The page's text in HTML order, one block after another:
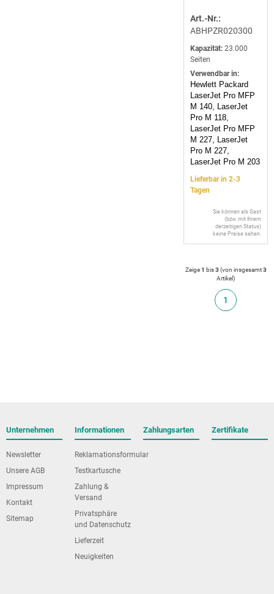
Art.-Nr.:
ABHPZR020300
Kapazität: 23.000
Seiten
Verwendbar in:
Hewlett Packard
LaserJet Pro MFP
M 140, LaserJet
Pro M 118,
LaserJet Pro MFP
M 227, LaserJet
Pro M 227,
LaserJet Pro M 203
Lieferbar in 2-3
Tagen
Sie können als Gast
(bzw. mit Ihrem
derzeitigen Status)
keine Preise sehen.
Zeige1 bis3(von insgesamt3
Artikel)
1
Unternehmen
Newsletter
Unsere AGB
Impressum
Kontakt
Sitemap
Informationen
Reklamationsformular
Testkartusche
Zahlung &
Versand
Privatsphäre
und Datenschutz
Lieferzeit
Neuigkeiten
Zahlungsarten Zertifikate